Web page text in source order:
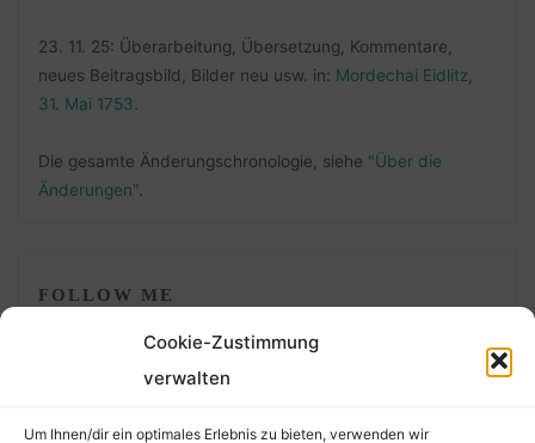
Cookie-Zustimmung
verwalten
Um Ihnen/dir ein optimales Erlebnis zu bieten, verwenden wir
23. 11. 25: Überarbeitung, Übersetzung, Kommentare,
neues Beitragsbild, Bilder neu usw. in: Mordechai Eidlitz,
31. Mai 1753
Die gesamte Änderungschronologie, siehe "Über die
Änderungen".
FOLLOW ME